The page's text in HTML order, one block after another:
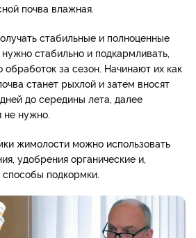
почва влажная.
стабильные и полноценные
стабильно и подкармливать,
обработок за сезон. Начинают их как
станет рыхлой и затем вносят
до середины лета, далее
не нужно.
жимолости можно использовать
удобрения органические и,
подкормки.